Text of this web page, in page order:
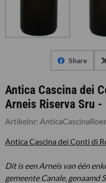
Share
Antica Cascina dei
Arneis Riserva Sru -
Artikelnr:
Antica Cascina dei Conti di
Dit is een Arneis van één
gemeente Canale, genaamd